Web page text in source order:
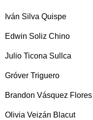
Iván Silva Quispe
Edwin Soliz Chino
Julio Ticona Sullca
Gróver Triguero
Brandon Vásquez Flores
Olivia Veizán Blacut